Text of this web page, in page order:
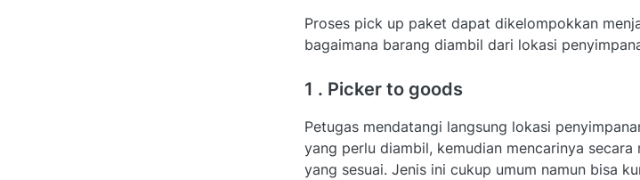
Proses pick up paket dapat dikelompokkan
bagaimana barang diambil dari lokasi
1 . Picker to goods
Petugas mendatangi langsung lokasi
yang perlu diambil, kemudian mencarinya
yang sesuai. Jenis ini cukup umum namun bisa